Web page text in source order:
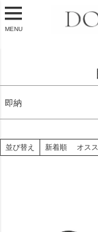
MENU
即納
価格が高い順
優先度順
並び替え 新着順 オス